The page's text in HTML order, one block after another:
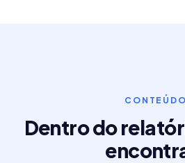
CONTEÚDO
Dentro do